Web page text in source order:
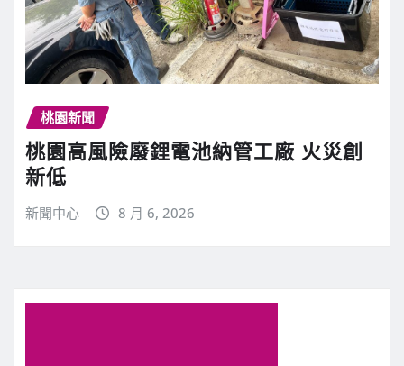
桃園新聞
桃園高風險廢鋰電池納管工廠 火災創
新低
新聞中心 8 月 6, 2026